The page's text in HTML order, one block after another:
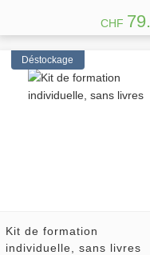
CHF
Déstockage
Kit de formation
individuelle, sans livres